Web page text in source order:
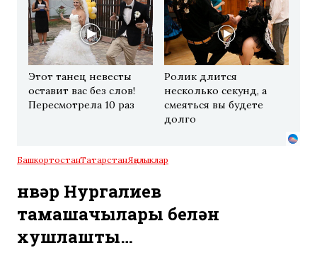
Этот танец невесты
оставит вас без слов!
Пересмотрела 10 раз
Ролик длится
несколько секунд, а
смеяться вы будете
долго
БашкортостанТатарстанЯңалыклар
Әнвәр Нургалиев
тамашачылары белән
хушлашты…